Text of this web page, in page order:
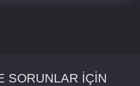
SORUNLAR İÇİN